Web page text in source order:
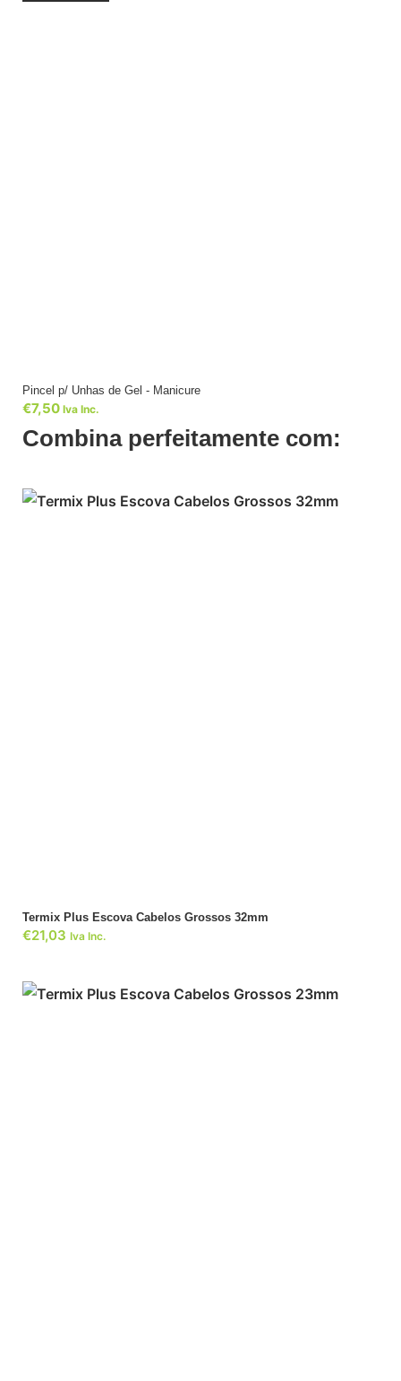
Pincel p/ Unhas de Gel - Manicure
€7,50 Iva Inc.
Combina perfeitamente com:
Termix Plus Escova Cabelos Grossos 32mm
€21,03 Iva Inc.